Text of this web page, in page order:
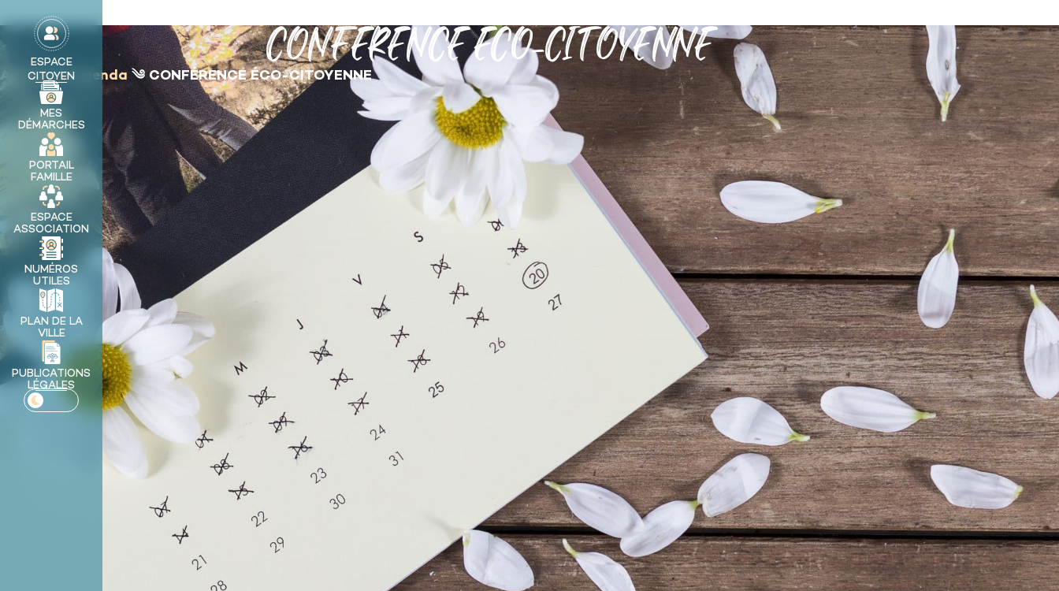
principal
MA VILLE MON QUOTIDIEN DÉCOUVRIR SÉRIGNAN VIE PRATIQUE
MES DÉMARCHES
ESPACE
CITOYEN
MES
DÉMARCHES
PORTAIL
FAMILLE
ESPACE
ASSOCIATION
NUMÉROS
UTILES
PLAN DE LA
VILLE
PUBLICATIONS
LÉGALES
CONFÉRENCE ÉCO-CITOYENNE
Accueil༄Agenda ༄ CONFÉRENCE ÉCO-CITOYENNE